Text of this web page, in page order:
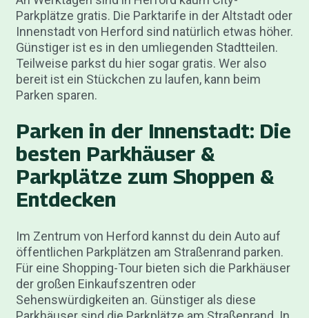
Parkplätze gratis. Die Parktarife in der Altstadt oder
Innenstadt von Herford sind natürlich etwas höher.
Günstiger ist es in den umliegenden Stadtteilen.
Teilweise parkst du hier sogar gratis. Wer also
bereit ist ein Stückchen zu laufen, kann beim
Parken sparen.
Parken in der Innenstadt: Die
besten Parkhäuser &
Parkplätze zum Shoppen &
Entdecken
Im Zentrum von Herford kannst du dein Auto auf
öffentlichen Parkplätzen am Straßenrand parken.
Für eine Shopping-Tour bieten sich die Parkhäuser
der großen Einkaufszentren oder
Sehenswürdigkeiten an. Günstiger als diese